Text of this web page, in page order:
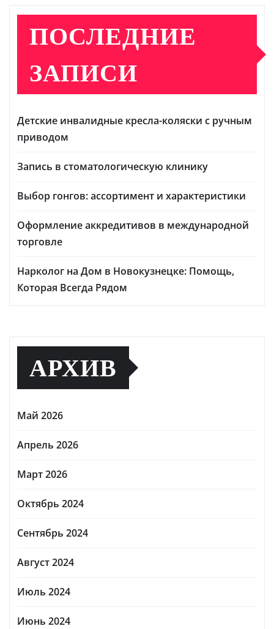
ПОСЛЕДНИЕ
ЗАПИСИ
Детские инвалидные кресла-коляски с ручным
приводом
Запись в стоматологическую клинику
Выбор гонгов: ассортимент и характеристики
Оформление аккредитивов в международной
торговле
Нарколог на Дом в Новокузнецке: Помощь,
Которая Всегда Рядом
АРХИВ
Май 2026
Апрель 2026
Март 2026
Октябрь 2024
Сентябрь 2024
Август 2024
Июль 2024
Июнь 2024